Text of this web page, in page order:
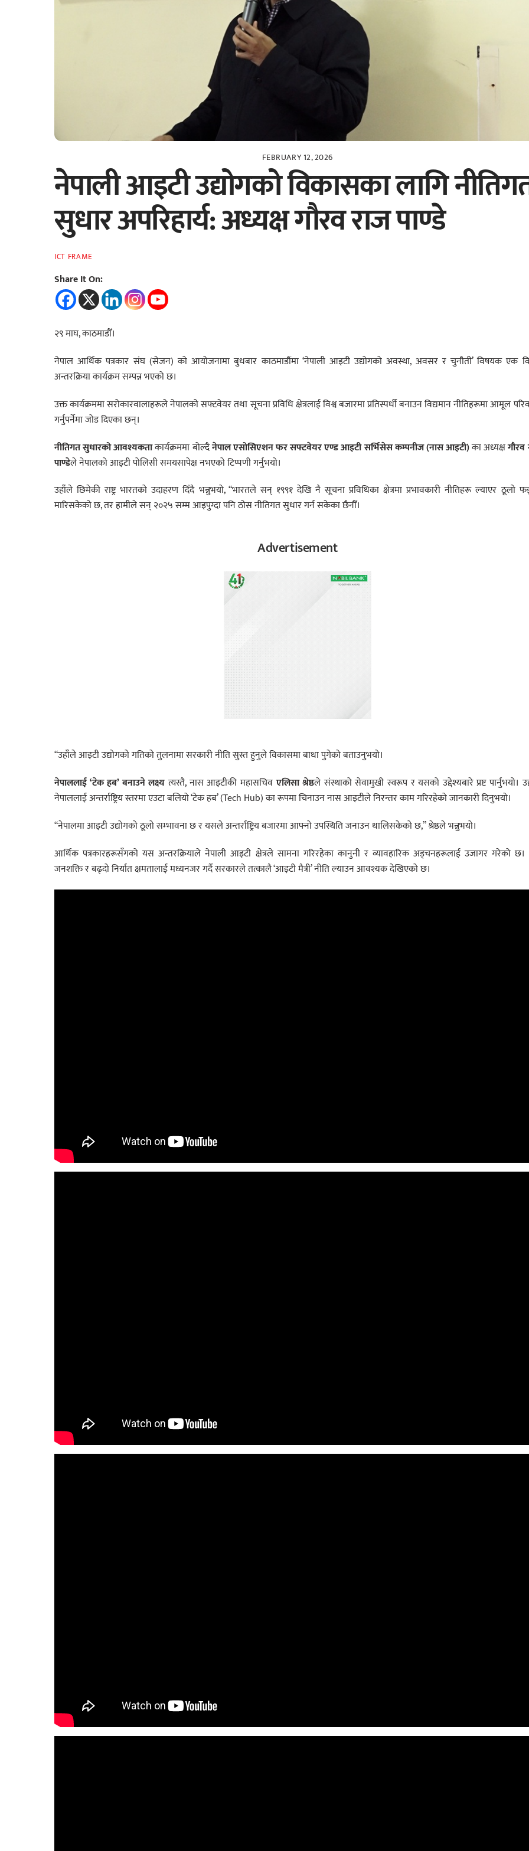
FEBRUARY 12, 2026
नेपाली आइटी उद्योगको विकासका लागि
सुधार अपरिहार्य: अध्यक्ष गौरव राज पाण्डे
ICT FRAME
Share It On:
२९ माघ, काठमाडौँ।
नेपाल आर्थिक पत्रकार संघ (सेजन) को आयोजनामा बुधबार काठमाडौंमा ‘नेपाली आइटी उद्योगको अवस्था, अवसर र चुनौती’ विषयक एक
अन्तरक्रिया कार्यक्रम सम्पन्न भएको छ।
उक्त कार्यक्रममा सरोकारवालाहरूले नेपालको सफ्टवेयर तथा सूचना प्रविधि क्षेत्रलाई विश्व बजारमा प्रतिस्पर्धी बनाउन विद्यमान नीतिहरूमा आमूल
गर्नुपर्नेमा जोड दिएका छन्।
नीतिगत सुधारको आवश्यकताकार्यक्रममा बोल्दैनेपाल एसोसिएशन फर सफ्टवेयर एण्ड आइटी सर्भिसेस कम्पनीज (नास आइटी)का अध्यक्षगौरव
पाण्डेले नेपालको आइटी पोलिसी समयसापेक्ष नभएको टिप्पणी गर्नुभयो।
उहाँले छिमेकी राष्ट्र भारतको उदाहरण दिँदै भन्नुभयो, “भारतले सन् १९९१ देखि नै सूचना प्रविधिका क्षेत्रमा प्रभावकारी नीतिहरू ल्याएर ठूलो
मारिसकेको छ, तर हामीले सन् २०२५ सम्म आइपुग्दा पनि ठोस नीतिगत सुधार गर्न सकेका छैनौँ।
Advertisement
“उहाँले आइटी उद्योगको गतिको तुलनामा सरकारी नीति सुस्त हुनुले विकासमा बाधा पुगेको बताउनुभयो।
नेपाललाई ‘टेक हब’ बनाउने लक्ष्यत्यस्तै, नास आइटीकी महासचिवएलिसा श्रेष्ठले संस्थाको सेवामुखी स्वरूप र यसको उद्देश्यबारे प्रष्ट पार्नुभयो।
नेपाललाई अन्तर्राष्ट्रिय स्तरमा एउटा बलियो ‘टेक हब’ (Tech Hub) का रूपमा चिनाउन नास आइटीले निरन्तर काम गरिरहेको जानकारी दिनुभयो।
“नेपालमा आइटी उद्योगको ठूलो सम्भावना छ र यसले अन्तर्राष्ट्रिय बजारमा आफ्नो उपस्थिति जनाउन थालिसकेको छ,” श्रेष्ठले भन्नुभयो।
आर्थिक पत्रकारहरूसँगको यस अन्तरक्रियाले नेपाली आइटी क्षेत्रले सामना गरिरहेका कानुनी र व्यावहारिक अड्चनहरूलाई उजागर गरेको छ।
जनशक्ति र बढ्दो निर्यात क्षमतालाई मध्यनजर गर्दै सरकारले तत्कालै ‘आइटी मैत्री’ नीति ल्याउन आवश्यक देखिएको छ।